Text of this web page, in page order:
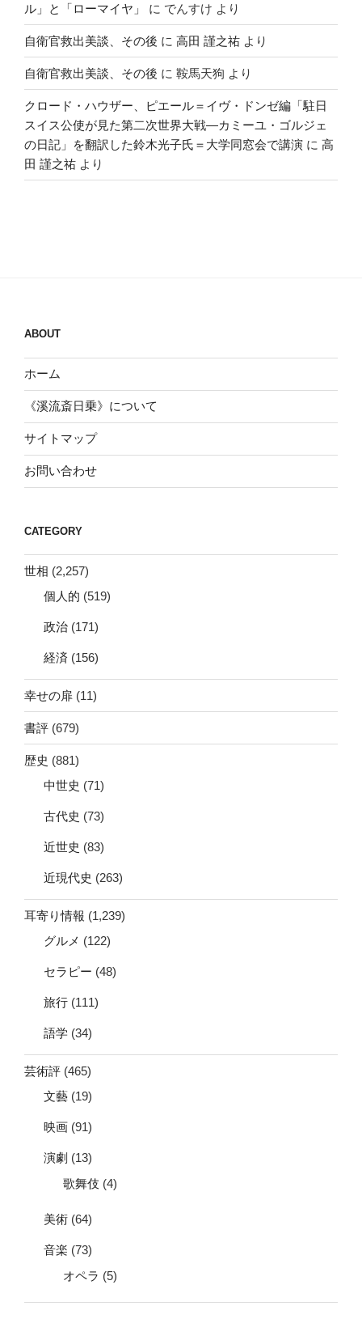
ル」と「ローマイヤ」
に でんすけ より
自衛官救出美談、その後 に 高田 謹之祐 より
自衛官救出美談、その後 に 鞍馬天狗 より
クロード・ハウザー、ピエール＝イヴ・ドンゼ編「駐日
スイス公使が見た第二次世界大戦―カミーユ・ゴルジェ
の日記」を翻訳した鈴木光子氏＝大学同窓会で講演 に 高
田 謹之祐 より
ABOUT
ホーム
《溪流斎日乗》について
サイトマップ
お問い合わせ
CATEGORY
世相 (2,257)
個人的 (519)
政治 (171)
経済 (156)
幸せの扉 (11)
書評 (679)
歴史 (881)
中世史 (71)
古代史 (73)
近世史 (83)
近現代史 (263)
耳寄り情報 (1,239)
グルメ (122)
セラピー (48)
旅行 (111)
語学 (34)
芸術評 (465)
文藝 (19)
映画 (91)
演劇 (13)
歌舞伎 (4)
美術 (64)
音楽 (73)
オペラ (5)